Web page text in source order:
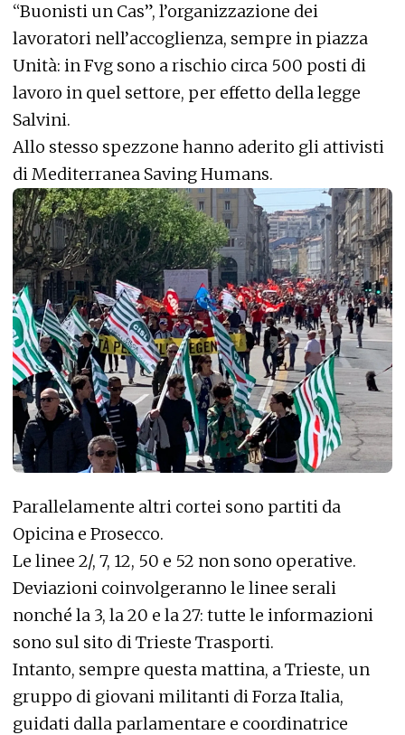
“Buonisti un Cas”, l’organizzazione dei
lavoratori nell’accoglienza, sempre in piazza
Unità: in Fvg sono a rischio circa 500 posti di
lavoro in quel settore, per effetto della legge
Salvini.
Allo stesso spezzone hanno aderito gli attivisti
di Mediterranea Saving Humans.
Parallelamente altri cortei sono partiti da
Opicina e Prosecco.
Le linee 2/, 7, 12, 50 e 52 non sono operative.
Deviazioni coinvolgeranno le linee serali
nonché la 3, la 20 e la 27: tutte le informazioni
sono sul sito di Trieste Trasporti.
Intanto, sempre questa mattina, a Trieste, un
gruppo di giovani militanti di Forza Italia,
guidati dalla parlamentare e coordinatrice